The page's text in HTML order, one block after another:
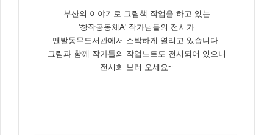
부산의 이야기로 그림책 작업을 하고 있는
'창작공동체A' 작가님들의 전시가
맨발동무도서관에서 소박하게 열리고 있습니다.
그림과 함께 작가들의 작업노트도 전시되어 있으니
전시회 보러 오세요~